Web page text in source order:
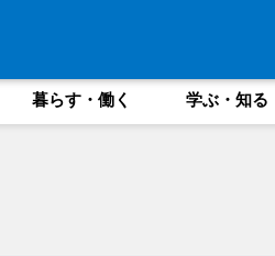
暮らす・働く 学ぶ・知る